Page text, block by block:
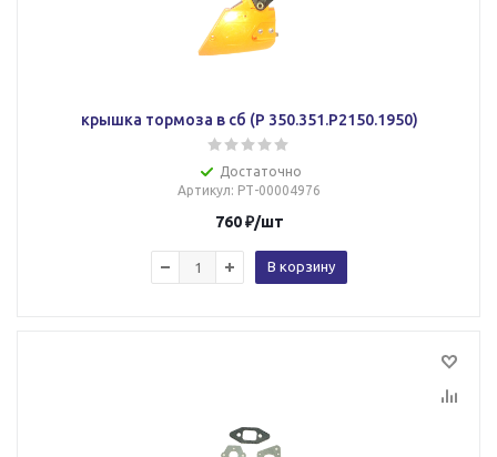
крышка тормоза в сб (Р 350.351.Р2150.1950)
Достаточно
Артикул: РТ-00004976
760₽/шт
В корзину